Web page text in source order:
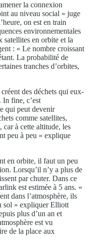
la connexion
au niveau social » juge
on est en train
environnementales
en orbite et la
: « Le nombre croissant
La probabilité de
tranches d’orbites,
des déchets qui eux-
In fine, c’est
qui peut devenir
comme satellites,
car à cette altitude, les
peu à peu » explique
en orbite, il faut un peu
Lorsqu’il n’y a plus de
par chuter. Dans ce
est estimée à 5 ans. «
dans l’atmosphère, ils
sol » expliquer Elliott
plus d’un an et
est vu
de la place aux